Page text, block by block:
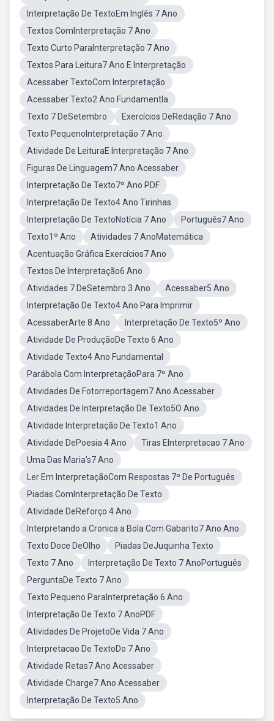
Interpretação De TextoEm Inglês 7 Ano
Textos ComInterpretação 7 Ano
Texto Curto ParaInterpretação 7 Ano
Textos Para Leitura7 Ano E Interpretação
Acessaber TextoCom Interpretação
Acessaber Texto2 Ano Fundamentla
Texto 7 DeSetembro
Exercícios DeRedação 7 Ano
Texto PequenoInterpretação 7 Ano
Atividade De LeituraE Interpretação 7 Ano
Figuras De Linguagem7 Ano Acessaber
Interpretação De Texto7º Ano PDF
Interpretação De Texto4 Ano Tirinhas
Interpretação De TextoNotícia 7 Ano
Português7 Ano
Texto1º Ano
Atividades 7 AnoMatemática
Acentuação Gráfica Exercícios7 Ano
Textos De Interpretação6 Ano
Atividades 7 DeSetembro 3 Ano
Acessaber5 Ano
Interpretação De Texto4 Ano Para Imprimir
AcessaberArte 8 Ano
Interpretação De Texto5º Ano
Atividade De ProduçãoDe Texto 6 Ano
Atividade Texto4 Ano Fundamental
Parábola Com InterpretaçãoPara 7º Ano
Atividades De Fotorreportagem7 Ano Acessaber
Atividades De Interpretação De Texto5O Ano
Atividade Interpretação De Texto1 Ano
Atividade DePoesia 4 Ano
Tiras EInterpretacao 7 Ano
Uma Das Maria's7 Ano
Ler Em InterpretaçãoCom Respostas 7º De Português
Piadas ComInterpretação De Texto
Atividade DeReforço 4 Ano
Interpretando a Cronica a Bola Com Gabarito7 Ano Ano
Texto Doce DeOlho
Piadas DeJuquinha Texto
Texto 7 Ano
Interpretação De Texto 7 AnoPortuguês
PerguntaDe Texto 7 Ano
Texto Pequeno ParaInterpretação 6 Ano
Interpretação De Texto 7 AnoPDF
Atividades De ProjetoDe Vida 7 Ano
Interpretacao De TextoDo 7 Ano
Atividade Retas7 Ano Acessaber
Atividade Charge7 Ano Acessaber
Interpretação De Texto5 Ano